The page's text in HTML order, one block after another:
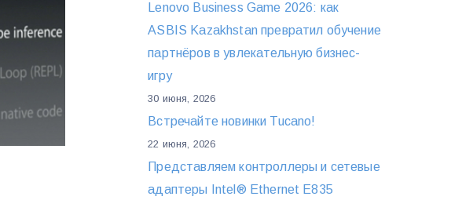
Lenovo Business Game 2026: как
ASBIS Kazakhstan превратил обучение
партнёров в увлекательную бизнес-
игру
30 июня, 2026
Встречайте новинки Tucano!
22 июня, 2026
Представляем контроллеры и сетевые
адаптеры Intel® Ethernet E835